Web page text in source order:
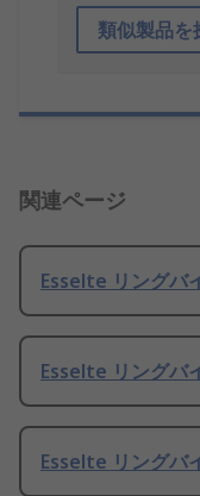
類似製品を
関連ページ
Esselte リングバ
Esselte リングバ
Esselte リングバ